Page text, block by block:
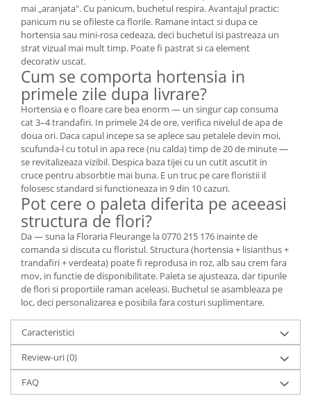
mai „aranjata". Cu panicum, buchetul respira. Avantajul practic:
panicum nu se ofileste ca florile. Ramane intact si dupa ce
hortensia sau mini-rosa cedeaza, deci buchetul isi pastreaza un
strat vizual mai mult timp. Poate fi pastrat si ca element
decorativ uscat.
Cum se comporta hortensia in
primele zile dupa livrare?
Hortensia e o floare care bea enorm — un singur cap consuma
cat 3–4 trandafiri. In primele 24 de ore, verifica nivelul de apa de
doua ori. Daca capul incepe sa se aplece sau petalele devin moi,
scufunda-l cu totul in apa rece (nu calda) timp de 20 de minute —
se revitalizeaza vizibil. Despica baza tijei cu un cutit ascutit in
cruce pentru absorbtie mai buna. E un truc pe care floristii il
folosesc standard si functioneaza in 9 din 10 cazuri.
Pot cere o paleta diferita pe aceeasi
structura de flori?
Da — suna la Floraria Fleurange la 0770 215 176 inainte de
comanda si discuta cu floristul. Structura (hortensia + lisianthus +
trandafiri + verdeata) poate fi reprodusa in roz, alb sau crem fara
mov, in functie de disponibilitate. Paleta se ajusteaza, dar tipurile
de flori si proportiile raman aceleasi. Buchetul se asambleaza pe
loc, deci personalizarea e posibila fara costuri suplimentare.
Caracteristici
Review-uri(0)
FAQ